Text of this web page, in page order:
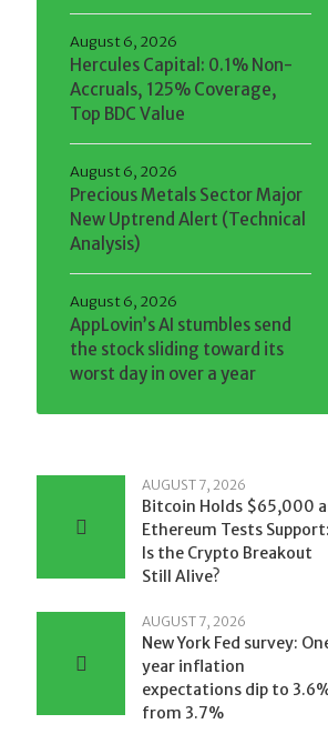
Hercules Capital: 0.1% Non-
Accruals, 125% Coverage,
Top BDC Value
August 6, 2026
Precious Metals Sector Major
New Uptrend Alert (Technical
Analysis)
August 6, 2026
AppLovin’s AI stumbles send
the stock sliding toward its
worst day in over a year
August 6, 2026
AUGUST 7, 2026
Bitcoin Holds $65,000
Ethereum Tests Support:
Is the Crypto Breakout
Still Alive?
AUGUST 7, 2026
New York Fed survey:
year inflation
expectations dip to
from 3.7%